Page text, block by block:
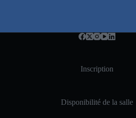
Inscription
Disponibilité de la salle